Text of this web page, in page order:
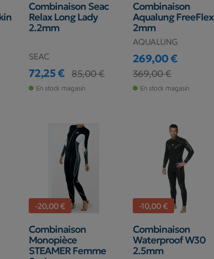
Combinaison Seac
Relax Long Lady
2.2mm
SEAC
Prix
72,25 €
Prix de base
85,00 €
En stock magasin
Combinaison
Aqualung FreeFlex
2mm
AQUALUNG
Prix
269,00 €
Prix de base
369,00 €
En stock magasin
-20,00 €
Combinaison
Monopièce
STEAMER Femme
-10,00 €
Combinaison
Waterproof W30
2.5mm